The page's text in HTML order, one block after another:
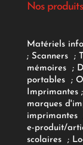
Nos produits
Matériels
; Scanners ;
mémoires
;
portables
;
Imprimantes;
marques
imprimantes
e-produit/
scolaires;